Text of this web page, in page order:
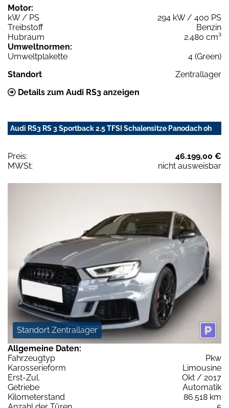
Motor:
kW / PS
294 kW / 400 PS
Treibstoff
Benzin
Hubraum
2.480 cm³
Umweltnormen:
Umweltplakette
4 (Green)
Standort
Zentrallager
Details zum Audi RS3 anzeigen
Audi RS3 RS 3 Sportback 2.5 TFSI Schalensitze Panodach oh
Preis:
46.199,00 €
MWSt:
nicht ausweisbar
Standort Zentrallager
Allgemeine Daten:
Fahrzeugtyp
Pkw
Karosserieform
Limousine
Erst-Zul.
Okt / 2017
Getriebe
Automatik
Kilometerstand
86.518 km